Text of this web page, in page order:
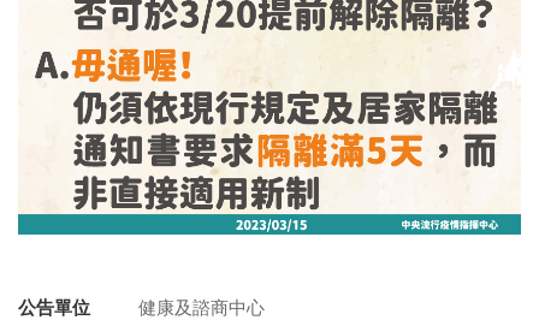
公告單位
健康及諮商中心